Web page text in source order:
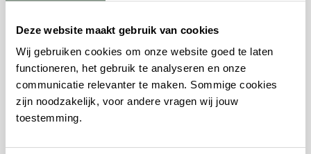
Deze website maakt gebruik van cookies
Wij gebruiken cookies om onze website goed te laten
functioneren, het gebruik te analyseren en onze
communicatie relevanter te maken. Sommige cookies
zijn noodzakelijk, voor andere vragen wij jouw
toestemming.
de kwast een stijlvolle afwerking en extra levensduur. De
borstelharen zijn gemaakt van graudas dassenhaar, dat
bekendstaat om zijn stevigheid en goede
wateropname, waardoor scheerschuim eenvoudig
wordt opgeklopt. Perfect voor een klassieke
scheerervaring met stijl.